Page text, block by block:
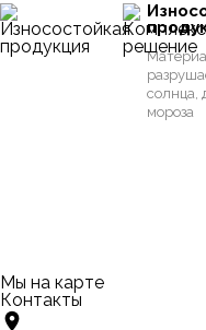
солнца,
мороза
Мы на карте
Контакты